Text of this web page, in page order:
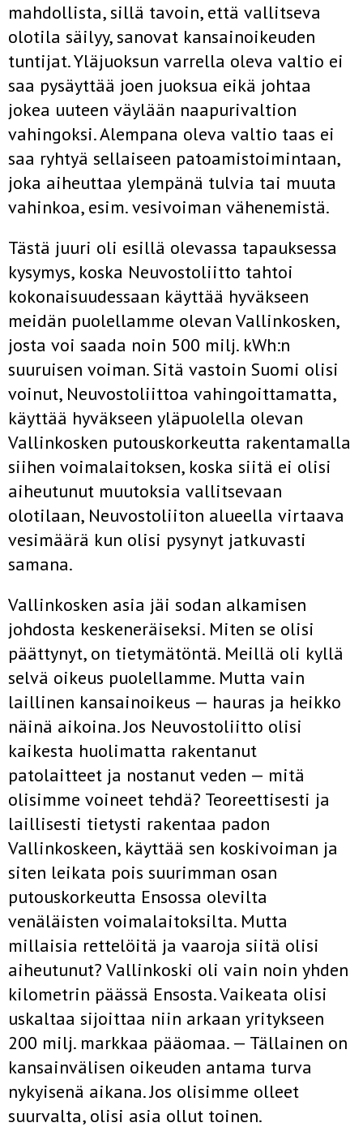
mahdollista, sillä tavoin, että vallitseva
olotila säilyy, sanovat kansainoikeuden
tuntijat. Yläjuoksun varrella oleva valtio ei
saa pysäyttää joen juoksua eikä johtaa
jokea uuteen väylään naapurivaltion
vahingoksi. Alempana oleva valtio taas ei
saa ryhtyä sellaiseen patoamistoimintaan,
joka aiheuttaa ylempänä tulvia tai muuta
vahinkoa, esim. vesivoiman vähenemistä.
Tästä juuri oli esillä olevassa tapauksessa
kysymys, koska Neuvosto­liitto tahtoi
kokonaisuudessaan käyttää hyväkseen
meidän puolellamme olevan Vallinkosken,
josta voi saada noin 500 milj. kWh:n
suuruisen voiman. Sitä vastoin Suomi olisi
voinut, Neuvostoliittoa vahingoitta­matta,
käyttää hyväkseen yläpuolella olevan
Vallinkosken putouskor­keutta rakentamalla
siihen voimalaitoksen, koska siitä ei olisi
aiheu­tunut muutoksia vallitsevaan
olotilaan, Neuvostoliiton alueella virtaava
vesimäärä kun olisi pysynyt jatkuvasti
samana.
Vallinkosken asia jäi sodan alkamisen
johdosta keskeneräiseksi. Mi­ten se olisi
päättynyt, on tietymätöntä. Meillä oli kyllä
selvä oikeus puolellamme. Mutta vain
laillinen kansainoikeus — hauras ja heikko
näinä aikoina. Jos Neuvostoliitto olisi
kaikesta huolimatta rakentanut
patolaitteet ja nostanut veden — mitä
olisimme voineet tehdä? Teo­reettisesti ja
laillisesti tietysti rakentaa padon
Vallinkoskeen, käyttää sen koskivoiman ja
siten leikata pois suurimman osan
putouskorkeutta Ensossa olevilta
venäläisten voimalaitoksilta. Mutta
millaisia rettelöitä ja vaaroja siitä olisi
aiheutunut? Vallinkoski oli vain noin yhden
kilo­metrin päässä Ensosta. Vaikeata olisi
uskaltaa sijoittaa niin arkaan yritykseen
200 milj. markkaa pääomaa. — Tällainen on
kansainvälisen oikeuden antama turva
nykyisenä aikana. Jos olisimme olleet
suurvalta, olisi asia ollut toinen.